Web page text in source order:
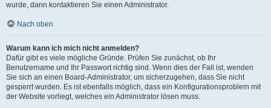
wurde, dann kontaktieren Sie einen Administrator.
Nach oben
Warum kann ich mich nicht anmelden?
Dafür gibt es viele mögliche Gründe. Prüfen Sie zunächst, ob Ihr
Benutzername und Ihr Passwort richtig sind. Wenn dies der Fall ist, wenden
Sie sich an einen Board-Administrator, um sicherzugehen, dass Sie nicht
gesperrt wurden. Es ist ebenfalls möglich, dass ein Konfigurationsproblem mit
der Website vorliegt, welches ein Administrator lösen muss.